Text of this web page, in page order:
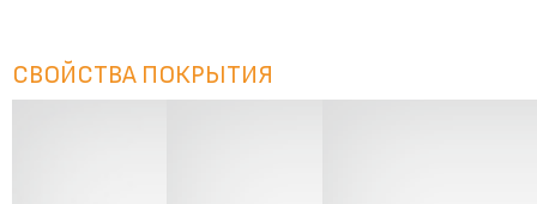
СВОЙСТВА ПОКРЫТИЯ